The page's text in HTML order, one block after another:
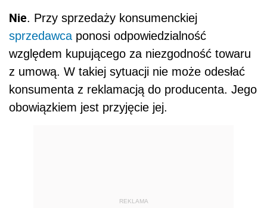
Nie. Przy sprzedaży konsumenckiej
sprzedawca ponosi odpowiedzialność
względem kupującego za niezgodność towaru
z umową. W takiej sytuacji nie może odesłać
konsumenta z reklamacją do producenta. Jego
obowiązkiem jest przyjęcie jej.
REKLAMA